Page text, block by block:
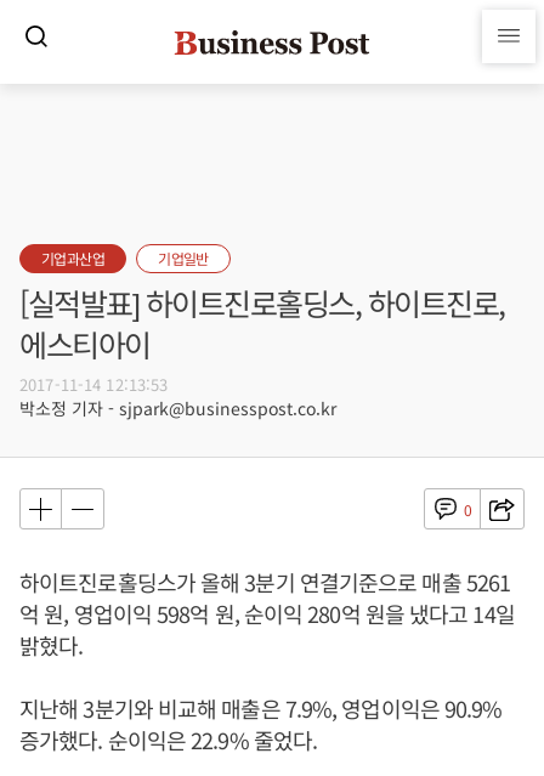
기업과산업 기업일반
[실적발표] 하이트진로홀딩스, 하이트진로,
에스티아이
2017-11-14 12:13:53
박소정 기자 - sjpark@businesspost.co.kr
0
하이트진로홀딩스가 올해 3분기 연결기준으로 매출 5261
억 원, 영업이익 598억 원, 순이익 280억 원을 냈다고 14일
밝혔다.
지난해 3분기와 비교해 매출은 7.9%, 영업이익은 90.9%
증가했다. 순이익은 22.9% 줄었다.